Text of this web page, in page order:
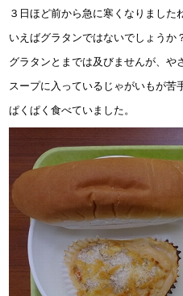
2023年1月27日 15:26
令和４年度 研究中間報告の
2023年1月19日 16:52
令和５年度 中学部 新１年
2022年12月 1日 08:34
9月13日以降の新型コロナウ
2021年9月 9日 17:45
二学期当初の対応について
2021年8月26日 09:56
欠席・遅刻連絡フォームにつ
2021年4月 7日 19:11
運動会実施案内
３日ほど前から急に寒くなりました
いえばグラタンではないでしょうか
グラタンとまでは及びませんが、や
スープに入っているじゃがいもが苦
ぱくぱく食べていました。